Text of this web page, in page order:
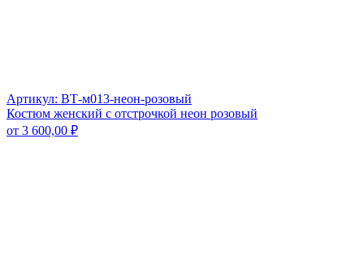
Артикул: ВТ-м013-неон-розовый
Костюм женский с отстрочкой неон розовый
от 3 600,00 ₽